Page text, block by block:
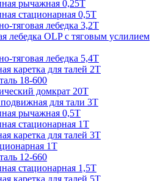
рычажная 0,25Т
стационарная 0,5Т
тяговая лебедка 3,2Т
лебедка OLP с тяговым услилием
тяговая лебедка 5,4Т
каретка для талей 2Т
18-600
домкрат 20T
для тали 3Т
рычажная 0,5Т
стационарная 1Т
каретка для талей 3Т
1Т
12-660
стационарная 1,5Т
каретка для талей 5Т